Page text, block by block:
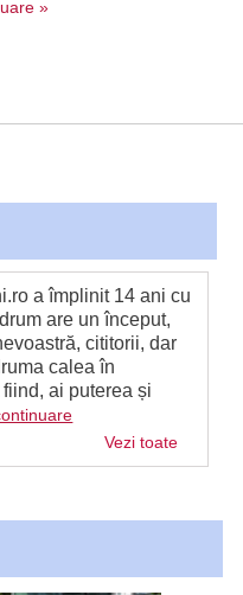
»
a împlinit 14 ani cu
are un început,
cititorii, dar
calea în
ai puterea și
Vezi toate